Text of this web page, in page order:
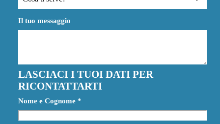
Il tuo messaggio
LASCIACI I TUOI DATI PER
RICONTATTARTI
Nome e Cognome *